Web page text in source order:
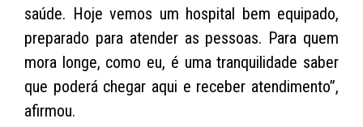
saúde. Hoje vemos um hospital bem equipado,
preparado para atender as pessoas. Para quem
mora longe, como eu, é uma tranquilidade saber
que poderá chegar aqui e receber atendimento”,
afirmou.